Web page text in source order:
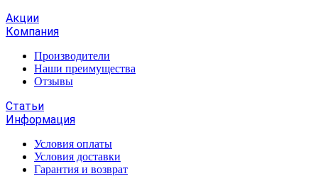
Акции
Компания
Производители
Наши преимущества
Отзывы
Статьи
Информация
Условия оплаты
Условия доставки
Гарантия и возврат